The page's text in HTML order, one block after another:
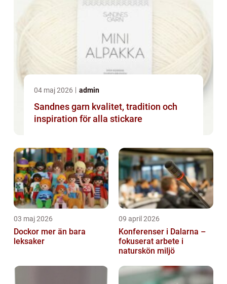
04 maj 2026 admin
Sandnes garn kvalitet, tradition och
inspiration för alla stickare
03 maj 2026
Dockor mer än bara
leksaker
09 april 2026
Konferenser i Dalarna –
fokuserat arbete i
naturskön miljö